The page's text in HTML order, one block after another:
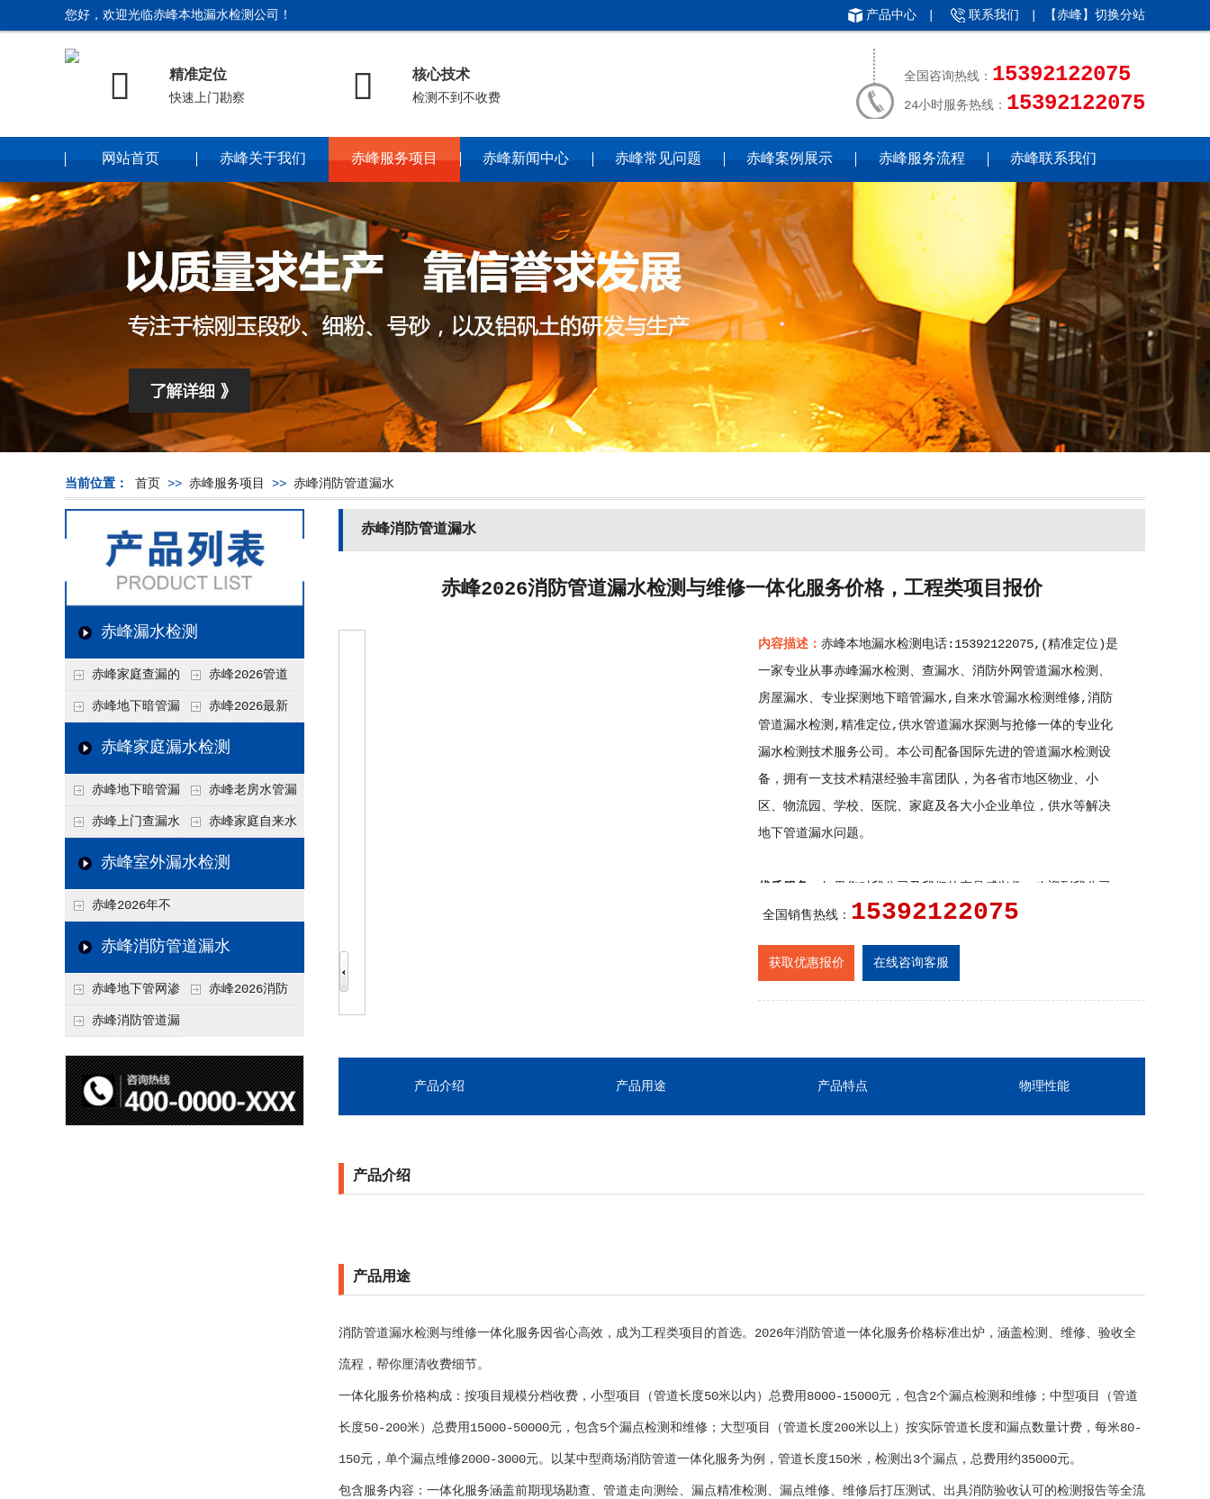
您好，欢迎光临赤峰本地漏水检测公司！ 产品中心 联系我们 | 【赤峰】 切换分站
 精准定位
快速上门勘察  核心技术
检测不到不收费
全国咨询热线： 15392122075
24小时服务热线： 15392122075
网站首页 赤峰关于我们 赤峰服务项目 赤峰新闻中心 赤峰常见问题 赤峰案例展示 赤峰服务流程 赤峰联系我们
当前位置： 首页 >> 赤峰服务项目 >> 赤峰消防管道漏水
赤峰漏水检测
赤峰家庭查漏的
实用小技巧
赤峰2026管道
漏水维修价格表，按
材质、漏点类型精准
赤峰地下暗管漏
水检测价格高？2026
巧
赤峰2026最新
上门漏水检测价格
类报价一览
赤峰家庭漏水检测
赤峰地下暗管漏
水检测技术与价格关
联2026，不同方法收
赤峰老房水管漏
水检测与维修价格20
26，老旧管道改造方
赤峰上门查漏水
vs 自行检测：2026
析
赤峰家庭自来水
管漏水检测全攻略：
赤峰室外漏水检测
赤峰2026年不
同城市上门查漏水价
价参考
赤峰消防管道漏水
赤峰地下管网渗
漏检测
赤峰2026消防
程类项目报价
赤峰消防管道漏
6，工程类检测收费
标准详解
赤峰消防管道漏水
赤峰2026消防管道漏水检测与维修一体化服务价格，工程类项目报价
内容描述： 赤峰本地漏水检测电话:15392122075,(精准定位)是
一家专业从事赤峰漏水检测、查漏水、消防外网管道漏水检测、
房屋漏水、专业探测地下暗管漏水,自来水管漏水检测维修,消防
管道漏水检测,精准定位,供水管道漏水探测与抢修一体的专业化
漏水检测技术服务公司。本公司配备国际先进的管道漏水检测设
备，拥有一支技术精湛经验丰富团队，为各省市地区物业、小
区、物流园、学校、医院、家庭及各大小企业单位，供水等解决
地下管道漏水问题。
优质服务：
如果您对我公司及我们的产品感兴趣，欢迎到我公司
来拜访，您也可以以来电咨询，我们的员工将竭诚为您提供产品
贴心的服务。
全国销售热线： 15392122075
获取优惠报价 在线咨询客服
产品介绍 产品用途 产品特点 物理性能
产品介绍
产品用途
消防管道漏水检测与维修一体化服务因省心高效，成为工程类项目的首选。2026年消防管道一体化服务价格标准出炉，涵盖检测、维修、验收全
流程，帮你厘清收费细节。
一体化服务价格构成：按项目规模分档收费，小型项目（管道长度50米以内）总费用8000-15000元，包含2个漏点检测和维修；中型项目（管道
长度50-200米）总费用15000-50000元，包含5个漏点检测和维修；大型项目（管道长度200米以上）按实际管道长度和漏点数量计费，每米80-
150元，单个漏点维修2000-3000元。以某中型商场消防管道一体化服务为例，管道长度150米，检测出3个漏点，总费用约35000元。
包含服务内容：一体化服务涵盖前期现场勘查、管道走向测绘、漏点精准检测、漏点维修、维修后打压测试、出具消防验收认可的检测报告等全流